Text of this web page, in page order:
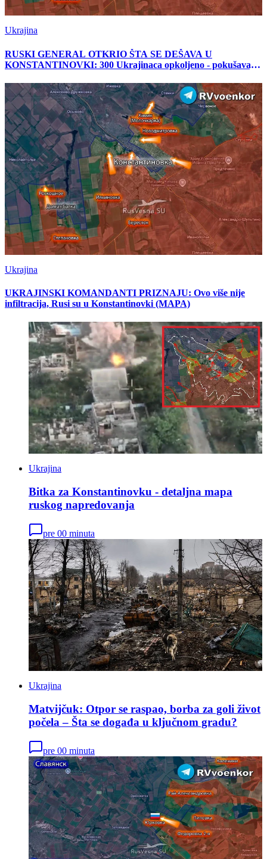
Ukrajina
RUSKI GENERAL OTKRIO ŠTA SE DEŠAVA U
KONSTANTINOVKI: 300 Ukrajinaca opkoljeno - pokušavaju
Ukrajina
UKRAJINSKI KOMANDANTI PRIZNAJU: Ovo više nije
infiltracija, Rusi su u Konstantinovki (MAPA)
Ukrajina
Bitka za Konstantinovku - detaljna mapa
ruskog napredovanja
pre 00 minuta
Ukrajina
Matvijčuk: Otpor se raspao, borba za goli život
počela – Šta se događa u ključnom gradu?
pre 00 minuta